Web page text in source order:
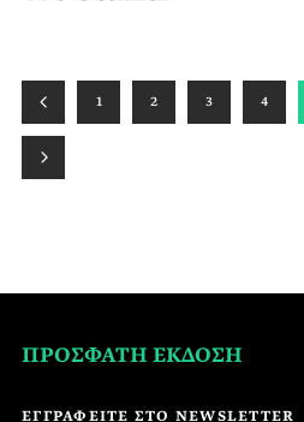
1 2 3 4
ΠΡΟΣΦΑΤΗ ΕΚΔΟΣΗ
ΕΓΓΡΑΦΕΙΤΕ ΣΤΟ NEWSLETTER